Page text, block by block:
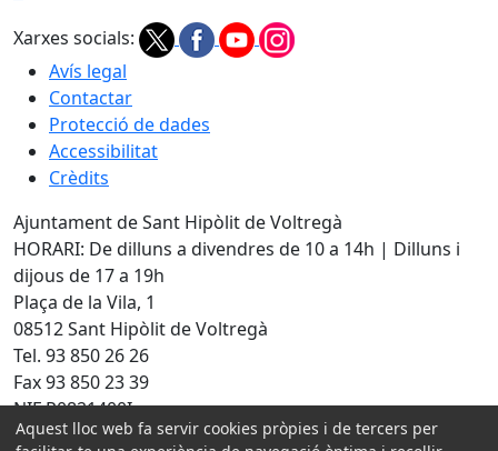
Xarxes socials:
Avís legal
Contactar
Protecció de dades
Accessibilitat
Crèdits
Ajuntament de Sant Hipòlit de Voltregà
HORARI: De dilluns a divendres de 10 a 14h | Dilluns i
dijous de 17 a 19h
Plaça de la Vila, 1
08512 Sant Hipòlit de Voltregà
Tel. 93 850 26 26
Fax 93 850 23 39
NIF P0821400I
Aquest lloc web fa servir cookies pròpies i de tercers per